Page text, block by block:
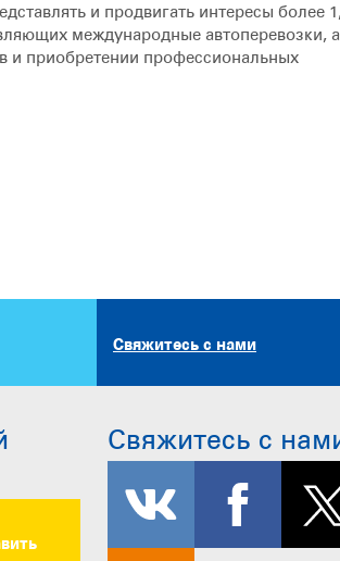
и продвигать интересы более
международные автоперевозки, а
и приобретении профессиональных
Свяжитесь с нами
Свяжитесь с